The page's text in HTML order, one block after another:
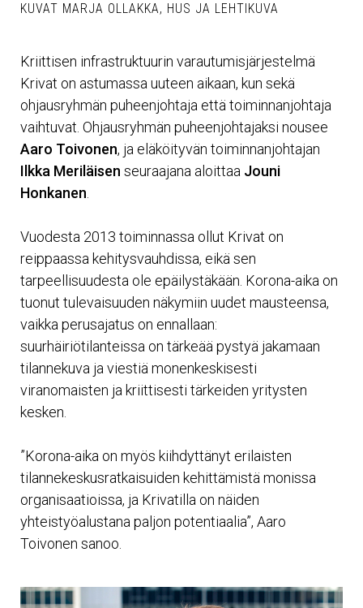
KUVAT MARJA OLLAKKA, HUS JA LEHTIKUVA
Kriittisen infrastruktuurin varautumisjärjestelmä
Krivat on astumassa uuteen aikaan, kun sekä
ohjausryhmän puheenjohtaja että toiminnanjohtaja
vaihtuvat. Ohjausryhmän puheenjohtajaksi nousee
Aaro Toivonen, ja eläköityvän toiminnanjohtajan
Ilkka Meriläisen seuraajana aloittaa Jouni
Honkanen.
Vuodesta 2013 toiminnassa ollut Krivat on
reippaassa kehitysvauhdissa, eikä sen
tarpeellisuudesta ole epäilystäkään. Korona-aika on
tuonut tulevaisuuden näkymiin uudet mausteensa,
vaikka perusajatus on ennallaan:
suurhäiriötilanteissa on tärkeää pystyä jakamaan
tilannekuva ja viestiä monenkeskisesti
viranomaisten ja kriittisesti tärkeiden yritysten
kesken.
”Korona-aika on myös kiihdyttänyt erilaisten
tilannekeskusratkaisuiden kehittämistä monissa
organisaatioissa, ja Krivatilla on näiden
yhteistyöalustana paljon potentiaalia”, Aaro
Toivonen sanoo.